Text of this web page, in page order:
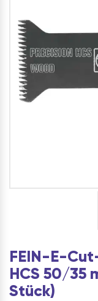
FEIN-E-
HCS 50/35
Stück)